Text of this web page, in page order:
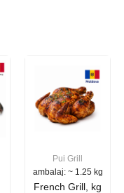
Pui Grill
ambalaj: ~ 1.25 kg
French Grill, kg